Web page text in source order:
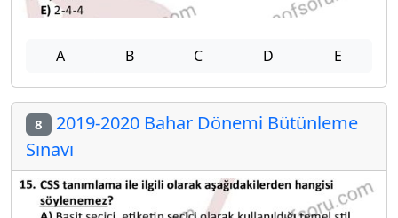
A B C D E
8 2019-2020 Bahar Dönemi Bütünleme
Sınavı